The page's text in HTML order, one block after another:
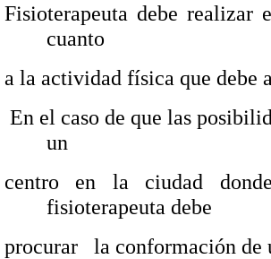
Fisioterapeuta debe realizar
cuanto
a la actividad física que debe
En el caso de que las
un
centro en la ciudad
fisioterapeuta debe
procurar
la conformación de